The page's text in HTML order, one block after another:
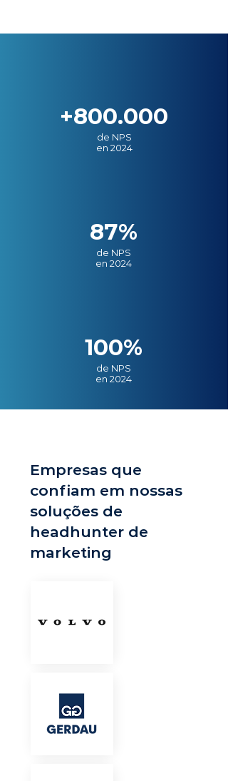
+800.000
de NPS
en 2024
87%
de NPS
en 2024
100%
de NPS
en 2024
Empresas que
confiam em nossas
soluções de
headhunter de
marketing